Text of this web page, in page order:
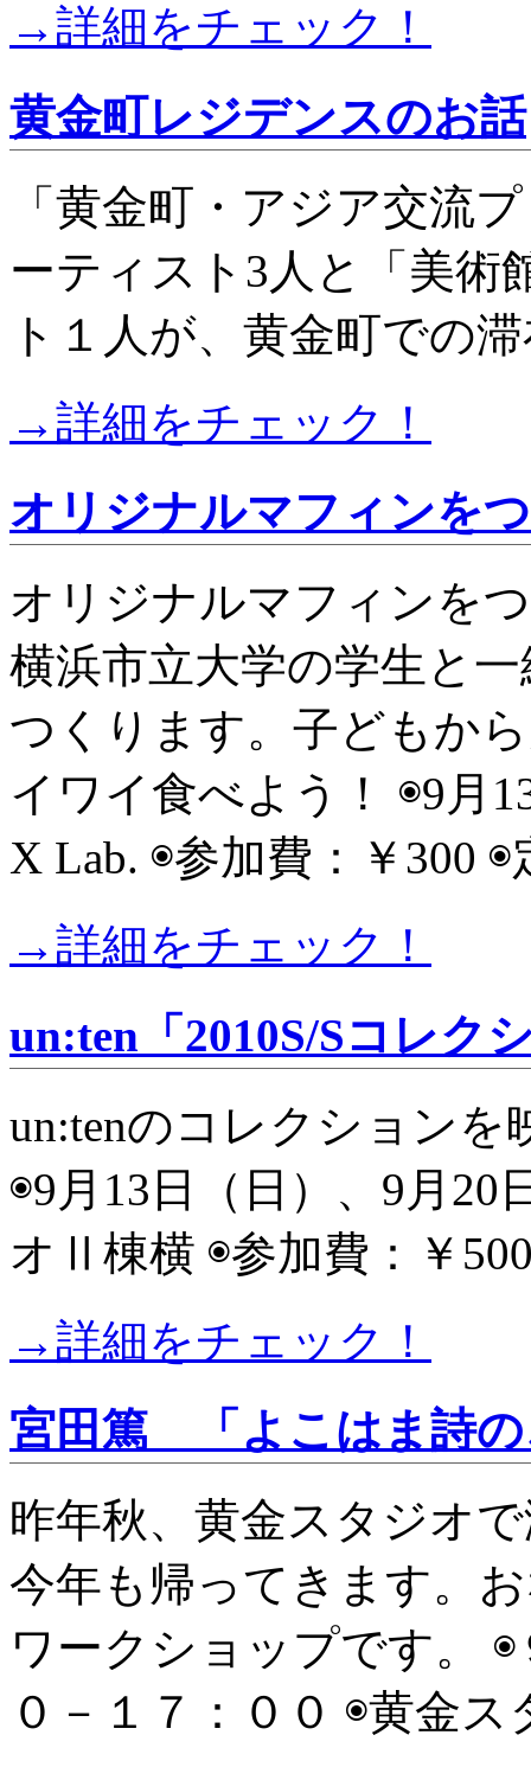
→詳細をチェック！
黄金町レジデンスのお話
「黄金町・アジア交流
ーティスト3人と「美術
ト１人が、黄金町での
→詳細をチェック！
オリジナルマフィンを
オリジナルマフィンを
横浜市立大学の学生と
つくります。子どもか
イワイ食べよう！ ◉9月
X Lab. ◉参加費：￥300 ◉
→詳細をチェック！
un:ten「2010S/Sコレ
un:tenのコレクション
◉9月13日（日）、9月20
オⅡ棟横 ◉参加費：￥
→詳細をチェック！
宮田篤 「よこはま詩の
昨年秋、黄金スタジオ
今年も帰ってきます。
ワークショップです。
０－１７：００ ◉黄金